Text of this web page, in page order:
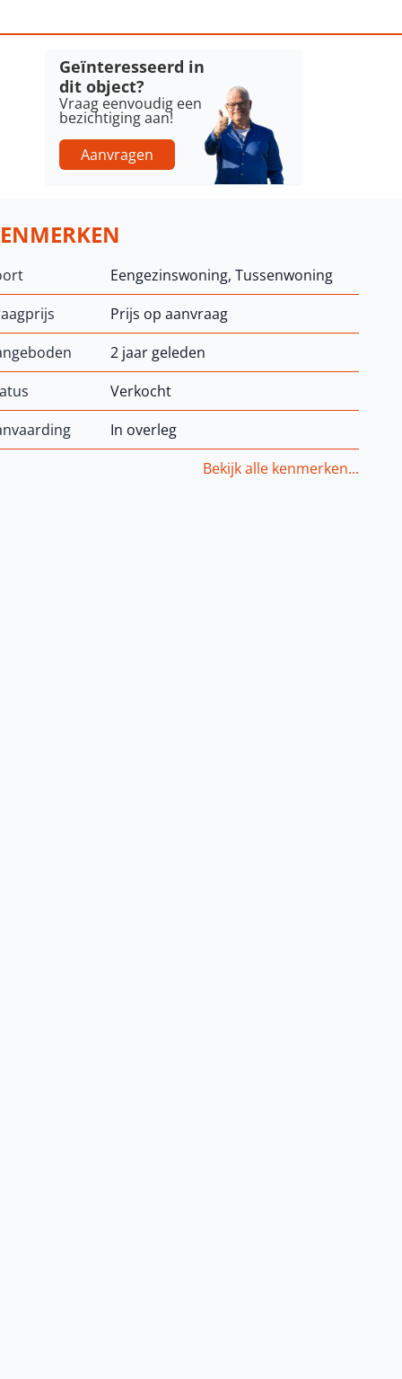
Geïnteresseerd in
dit object?
Vraag eenvoudig een
bezichtiging aan!
Aanvragen
Eengezinswoning, Tussenwoning
Prijs op aanvraag
2 jaar geleden
Verkocht
In overleg
Bekijk alle kenmerken...